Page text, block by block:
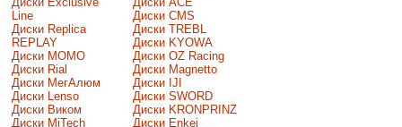
Line
Диски Replica
REPLAY
Диски MOMO
Диски Rial
Диски МегАлюм
Диски Lenso
Диски Виком
Диски MiTech
Диски CMS
Диски TREBL
Диски KYOWA
Диски OZ Racing
Диски Magnetto
Диски IJI
Диски SWORD
Диски KRONPRINZ
Диски Enkei